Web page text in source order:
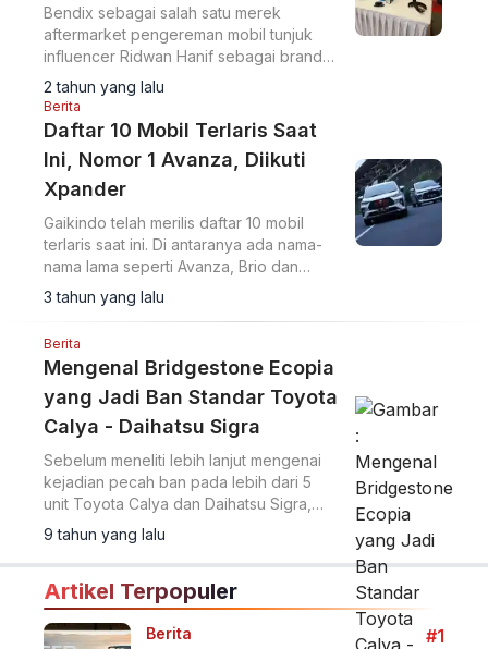
Bendix sebagai salah satu merek
aftermarket pengereman mobil tunjuk
influencer Ridwan Hanif sebagai brand
ambassador-nya di Indoesia. Bendix
sendiri sudah cukup lama menghadirkan
komponen
2 tahun yang lalu
Berita
Daftar 10 Mobil Terlaris Saat
Ini, Nomor 1 Avanza, Diikuti
Xpander
Gaikindo telah merilis daftar 10 mobil
terlaris saat ini. Di antaranya ada nama-
nama lama seperti Avanza, Brio dan
Innova. Namun yang mengejutkan,
Stargazer langsung masuk 10 besar.
3 tahun yang lalu
Berita
Mengenal Bridgestone Ecopia
yang Jadi Ban Standar Toyota
Calya - Daihatsu Sigra
Sebelum meneliti lebih lanjut mengenai
kejadian pecah ban pada lebih dari 5
unit Toyota Calya dan Daihatsu Sigra,
Bridgestone Indonesia menjelaskan
mengenai sisi teknis ban tersebut.
9 tahun yang lalu
Artikel Terpopuler
Berita
#1